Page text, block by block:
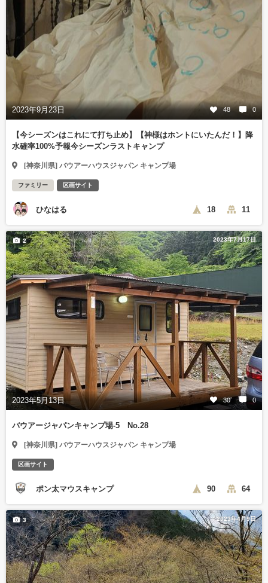
2023年9月23日 48 0
【今シーズンはこれにて打ち止め】【神様はホントにいたんだ！】降
水確率100%予報今シーズンラストキャンプ
[神奈川県] バウアーハウスジャパン キャンプ場
ファミリー 区画サイト
ひなはる 18 11
2023年7月17日
2023年5月13日 30 0
2
バウアージャパンキャンプ場-5 No.28
[神奈川県] バウアーハウスジャパン キャンプ場
区画サイト
ポン太マウスキャンプ 90 64
2023年4月9日
3